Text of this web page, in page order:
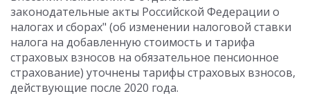
законодательные акты Российской Федерации о
налогах и сборах" (об изменении налоговой ставки
налога на добавленную стоимость и тарифа
страховых взносов на обязательное пенсионное
страхование) уточнены тарифы страховых взносов,
действующие после 2020 года.